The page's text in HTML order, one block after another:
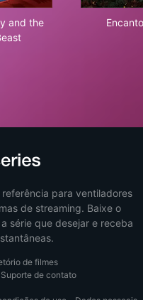
and the
Encanto
para ventiladores
de streaming. Baixe o
série que desejar e receba
de filmes
Suporte de contato